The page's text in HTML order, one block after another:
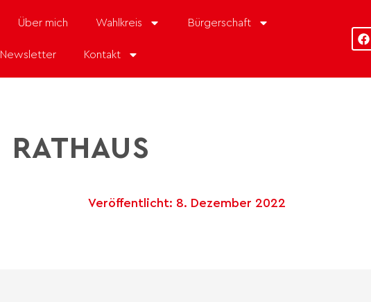
Über mich Wahlkreis Bürgerschaft
Newsletter Kontakt
RATHAUS
Veröffentlicht: 8. Dezember 2022